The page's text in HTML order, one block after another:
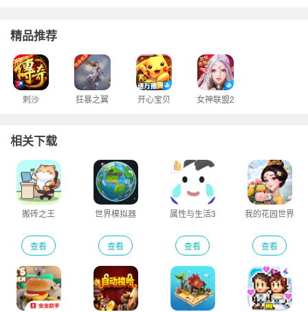
精品推荐
刺沙 狂暴之翼 开心宝贝 女神联盟2
相关下载
搬砖之王
查看
世界模拟器
查看
属性与生活3
查看
我的花园世界
查看